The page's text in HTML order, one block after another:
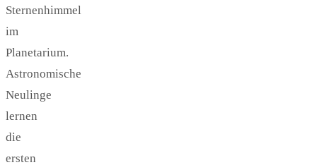
Sternenhimmel
im
Planetarium.
Astronomische
Neulinge
lernen
die
ersten